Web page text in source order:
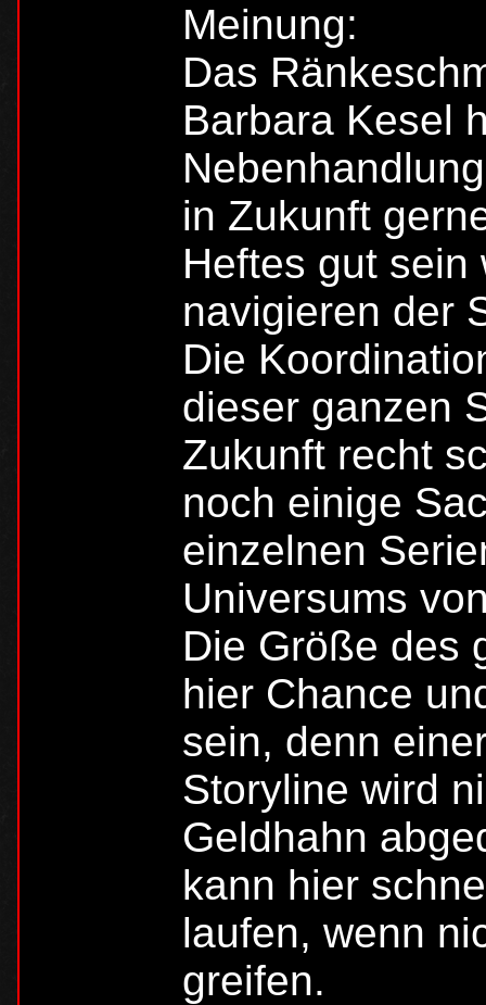
Meinung:
Das
Barbara Kesel
in Zukunft
Heftes gut sein
navigieren der
Die
dieser ganzen
Zukunft recht
noch einige
einzelnen
Universums
Die Größe des
hier Chance
sein, denn
Storyline wird
Geldhahn
kann hier
laufen, wenn
greifen.